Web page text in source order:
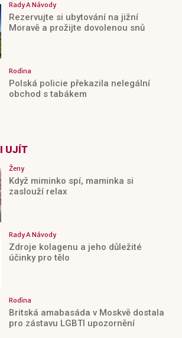
Rady A Návody
Rezervujte si ubytování na jižní
Moravě a prožijte dovolenou snů
Rodina
Polská policie překazila nelegální
obchod s tabákem
UJÍT
Ženy
Když miminko spí, maminka si
zaslouží relax
Rady A Návody
Zdroje kolagenu a jeho důležité
účinky pro tělo
Rodina
Britská amabasáda v Moskvě dostala
pro zástavu LGBTI upozornění